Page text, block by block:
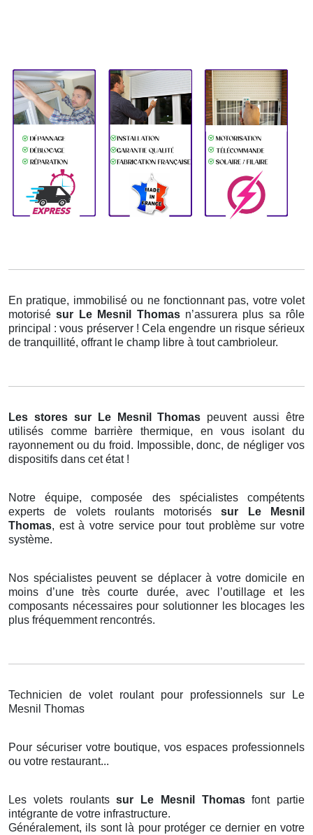
En pratique, immobilisé ou ne fonctionnant pas, votre volet
motorisésur Le Mesnil Thomas n’assurera plus sa rôle
principal : vous préserver ! Cela engendre un risque sérieux
de tranquillité, offrant le champ libre à tout cambrioleur.
Les stores sur Le Mesnil Thomas peuvent aussi être
utilisés comme barrière thermique, en vous isolant du
rayonnement ou du froid. Impossible, donc, de négliger vos
dispositifs dans cet état !
Notre équipe, composée des spécialistes compétents
experts de volets roulants motoriséssur Le Mesnil
Thomas, est à votre service pour tout problème sur votre
système.
Nos spécialistes peuvent se déplacer à votre domicile en
moins d’une très courte durée, avec l’outillage et les
composants nécessaires pour solutionner les blocages les
plus fréquemment rencontrés.
Technicien de volet roulant pour professionnels sur Le
Mesnil Thomas
Pour sécuriser votre boutique, vos espaces professionnels
ou votre restaurant...
Les volets roulantssur Le Mesnil Thomasfont partie
intégrante de votre infrastructure.
Généralement, ils sont là pour protéger ce dernier en votre